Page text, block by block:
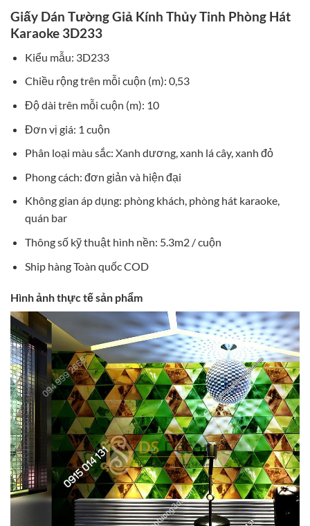
Giấy Dán Tường Giả Kính Thủy Tinh Phòng Hát
Karaoke 3D233
Kiểu mẫu: 3D233
Chiều rộng trên mỗi cuộn (m): 0,53
Độ dài trên mỗi cuộn (m): 10
Đơn vị giá: 1 cuộn
Phân loại màu sắc: Xanh dương, xanh lá cây, xanh đỏ
Phong cách: đơn giản và hiện đại
Không gian áp dụng: phòng khách, phòng hát karaoke,
quán bar
Thông số kỹ thuật hình nền: 5.3m2 / cuộn
Ship hàng Toàn quốc COD
Hình ảnh thực tế sản phẩm